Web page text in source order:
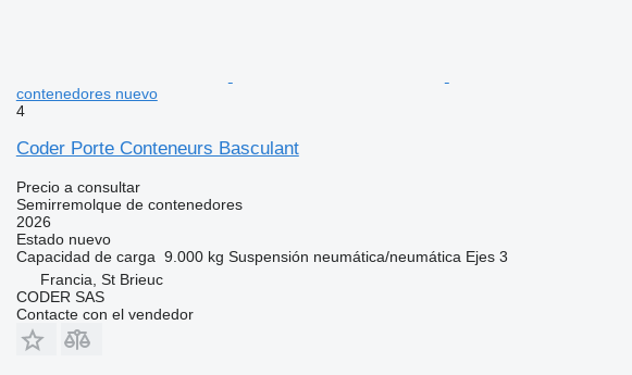
contenedores nuevo
4
Coder Porte Conteneurs Basculant
Precio a consultar
Semirremolque de contenedores
2026
Estadonuevo
Capacidad de carga 9.000 kg Suspensión neumática/neumática Ejes 3
Francia, St Brieuc
CODER SAS
Contacte con el vendedor